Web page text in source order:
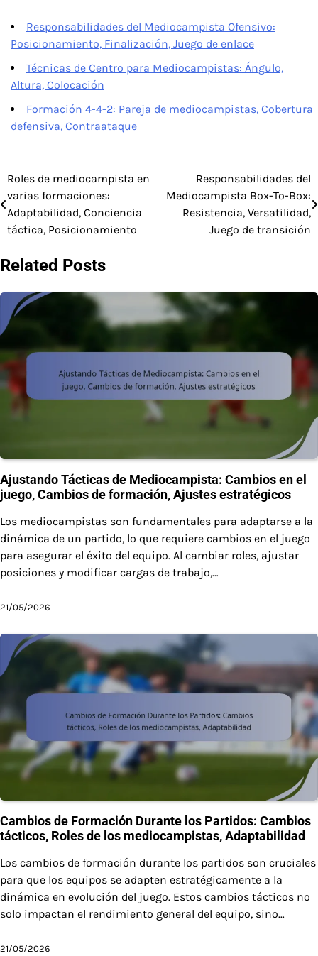
Responsabilidades del Mediocampista Ofensivo:
Posicionamiento, Finalización, Juego de enlace
Técnicas de Centro para Mediocampistas: Ángulo,
Altura, Colocación
Formación 4-4-2: Pareja de mediocampistas, Cobertura
defensiva, Contraataque
Post
navigation
Roles de mediocampista en
varias formaciones:
Adaptabilidad, Conciencia
táctica, Posicionamiento
Responsabilidades del
Mediocampista Box-To-Box:
Resistencia, Versatilidad,
Juego de transición
Related Posts
Ajustando Tácticas de Mediocampista: Cambios en el
juego, Cambios de formación, Ajustes estratégicos
Los mediocampistas son fundamentales para adaptarse a la
dinámica de un partido, lo que requiere cambios en el juego
para asegurar el éxito del equipo. Al cambiar roles, ajustar
posiciones y modificar cargas de trabajo,…
21/05/2026
Cambios de Formación Durante los Partidos: Cambios
tácticos, Roles de los mediocampistas, Adaptabilidad
Los cambios de formación durante los partidos son cruciales
para que los equipos se adapten estratégicamente a la
dinámica en evolución del juego. Estos cambios tácticos no
solo impactan el rendimiento general del equipo, sino…
21/05/2026